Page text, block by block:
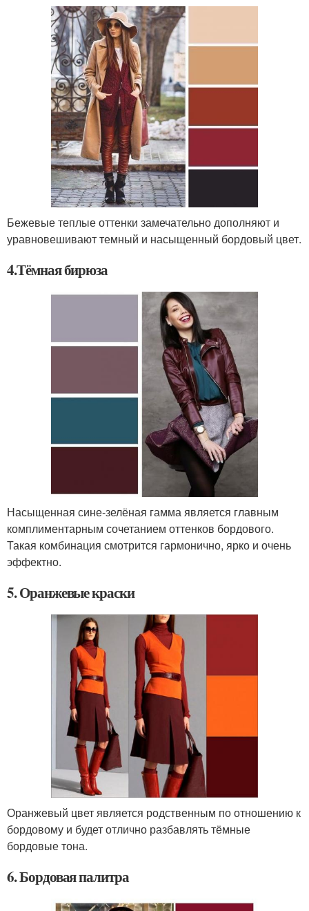
Бежевые теплые оттенки замечательно дополняют и
уравновешивают темный и насыщенный бордовый цвет.
4.Тёмная бирюза
Насыщенная сине-зелёная гамма является главным
комплиментарным сочетанием оттенков бордового.
Такая комбинация смотрится гармонично, ярко и очень
эффектно.
5. Оранжевые краски
Оранжевый цвет является родственным по отношению к
бордовому и будет отлично разбавлять тёмные
бордовые тона.
6. Бордовая палитра